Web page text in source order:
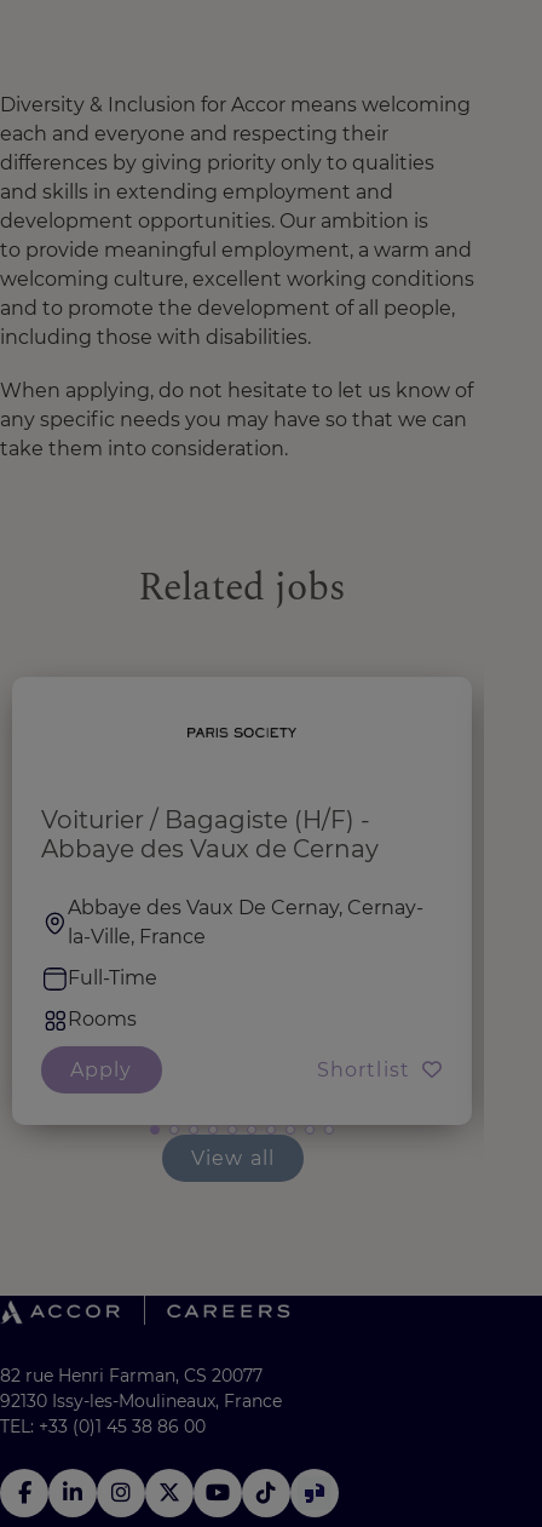
Diversity & Inclusion for Accor means welcoming
each and everyone and respecting their
differences by giving priority only to qualities
and skills in extending employment and
development opportunities. Our ambition is
to provide meaningful employment, a warm and
welcoming culture, excellent working conditions
and to promote the development of all people,
including those with disabilities.
When applying, do not hesitate to let us know of
any specific needs you may have so that we can
take them into consideration.
Related jobs
Voiturier / Bagagiste (H/F) -
Abbaye des Vaux de Cernay
Abbaye des Vaux De Cernay, Cernay-
la-Ville, France
Full-Time
Rooms
Apply Shortlist
View all
82 rue Henri Farman, CS 20077
92130 Issy-les-Moulineaux, France
TEL: +33 (0)1 45 38 86 00